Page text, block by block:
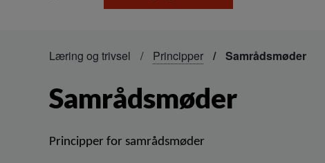
Læring og trivsel Principper Samrådsmøder
Samrådsmøder
Principper for samrådsmøder